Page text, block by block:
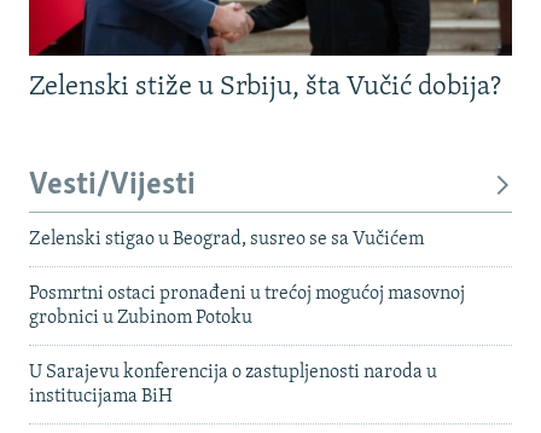
Zelenski stiže u Srbiju, šta Vučić dobija?
Vesti/Vijesti
Zelenski stigao u Beograd, susreo se sa Vučićem
Posmrtni ostaci pronađeni u trećoj mogućoj masovnoj
grobnici u Zubinom Potoku
U Sarajevu konferencija o zastupljenosti naroda u
institucijama BiH